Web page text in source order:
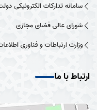
سامانه تدارکات الکترونیکی
شورای عالی فضای مجازی
وزارت ارتباطات و فناوری
ارتباط با ما